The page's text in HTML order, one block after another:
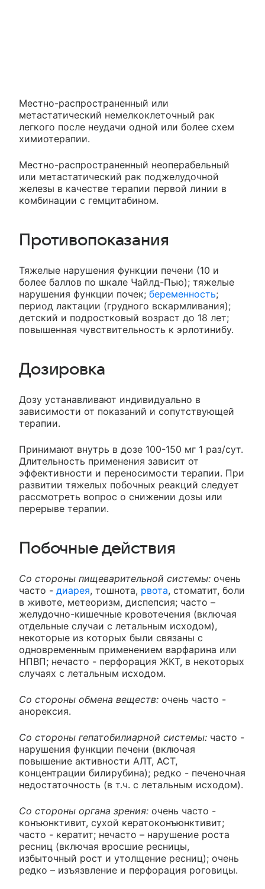
Местно-распространенный или
метастатический немелкоклеточный рак
легкого после неудачи одной или более схем
химиотерапии.
Местно-распространенный неоперабельный
или метастатический рак поджелудочной
железы в качестве терапии первой линии в
комбинации с гемцитабином.
Противопоказания
Тяжелые нарушения функции печени (10 и
более баллов по шкале Чайлд-Пью); тяжелые
нарушения функции почек; беременность;
период лактации (грудного вскармливания);
детский и подростковый возраст до 18 лет;
повышенная чувствительность к эрлотинибу.
Дозировка
Дозу устанавливают индивидуально в
зависимости от показаний и сопутствующей
терапии.
Принимают внутрь в дозе 100-150 мг 1 раз/сут.
Длительность применения зависит от
эффективности и переносимости терапии. При
развитии тяжелых побочных реакций следует
рассмотреть вопрос о снижении дозы или
перерыве терапии.
Побочные действия
Со стороны пищеварительной системы: очень
часто - диарея, тошнота, рвота, стоматит, боли
в животе, метеоризм, диспепсия; часто –
желудочно-кишечные кровотечения (включая
отдельные случаи с летальным исходом),
некоторые из которых были связаны с
одновременным применением варфарина или
НПВП; нечасто - перфорация ЖКТ, в некоторых
случаях с летальным исходом.
Со стороны обмена веществ: очень часто -
анорексия.
Со стороны гепатобилиарной системы: часто -
нарушения функции печени (включая
повышение активности АЛТ, АСТ,
концентрации билирубина); редко - печеночная
недостаточность (в т.ч. с летальным исходом).
Со стороны органа зрения: очень часто -
конъюнктивит, сухой кератоконъюнктивит;
часто - кератит; нечасто – нарушение роста
ресниц (включая вросшие ресницы,
избыточный рост и утолщение ресниц); очень
редко – изъязвление и перфорация роговицы.